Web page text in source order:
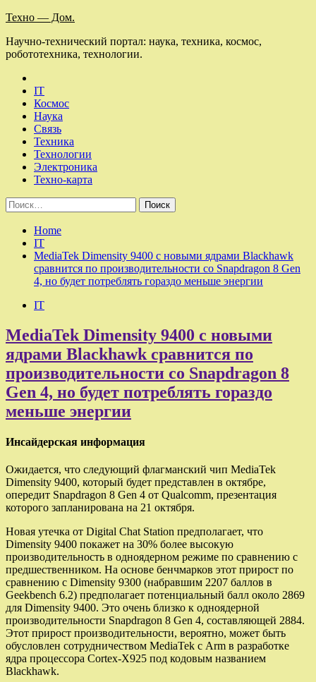
Skip
content
Техно — Дом.
Научно-технический портал: наука, техника, космос,
робототехника, технологии.
IT
Космос
Наука
Связь
Техника
Технологии
Электроника
Техно-карта
Найти:
Home
IT
MediaTek Dimensity 9400 с новыми ядрами Blackhawk
сравнится по производительности со Snapdragon 8 Gen
4, но будет потреблять гораздо меньше энергии
IT
MediaTek Dimensity 9400 с новыми
ядрами Blackhawk сравнится по
производительности со Snapdragon 8
Gen 4, но будет потреблять гораздо
меньше энергии
Инсайдерская информация
Ожидается, что следующий флагманский чип MediaTek
Dimensity 9400, который будет представлен в октябре,
опередит Snapdragon 8 Gen 4 от Qualcomm, презентация
которого запланирована на 21 октября.
Новая утечка от Digital Chat Station предполагает, что
Dimensity 9400 покажет на 30% более высокую
производительность в одноядерном режиме по сравнению с
предшественником. На основе бенчмарков этот прирост по
сравнению с Dimensity 9300 (набравшим 2207 баллов в
Geekbench 6.2) предполагает потенциальный балл около 2869
для Dimensity 9400. Это очень близко к одноядерной
производительности Snapdragon 8 Gen 4, составляющей 2884.
Этот прирост производительности, вероятно, может быть
обусловлен сотрудничеством MediaTek с Arm в разработке
ядра процессора Cortex-X925 под кодовым названием
Blackhawk.